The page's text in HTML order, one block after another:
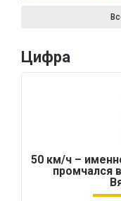
Цифра
50 км/ч –
промчался